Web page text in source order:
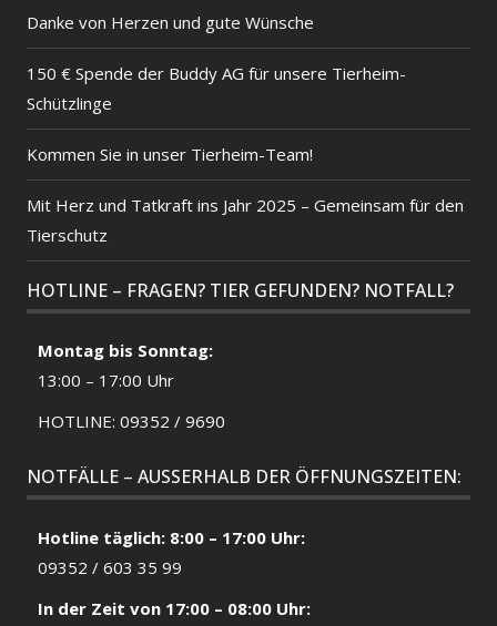
Danke von Herzen und gute Wünsche
150 € Spende der Buddy AG für unsere Tierheim-
Schützlinge
Kommen Sie in unser Tierheim-Team!
Mit Herz und Tatkraft ins Jahr 2025 – Gemeinsam für den
Tierschutz
HOTLINE – FRAGEN? TIER GEFUNDEN? NOTFALL?
Montag bis Sonntag:
13:00 – 17:00 Uhr
HOTLINE: 09352 / 9690
NOTFÄLLE – AUSSERHALB DER ÖFFNUNGSZEITEN:
Hotline täglich: 8:00 – 17:00 Uhr:
09352 / 603 35 99
In der Zeit von 17:00 – 08:00 Uhr: